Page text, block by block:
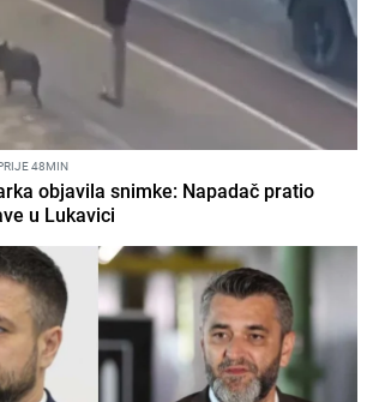
48MIN
objavila snimke: Napadač pratio
u Lukavici